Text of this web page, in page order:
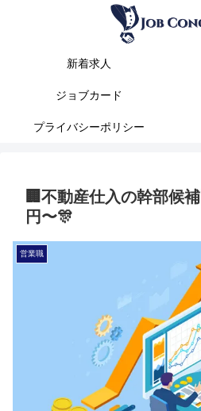
新着求人
ジョブカード
プライバシーポリシー
🏢不動産仕入の幹部候
円〜🎊
営業職